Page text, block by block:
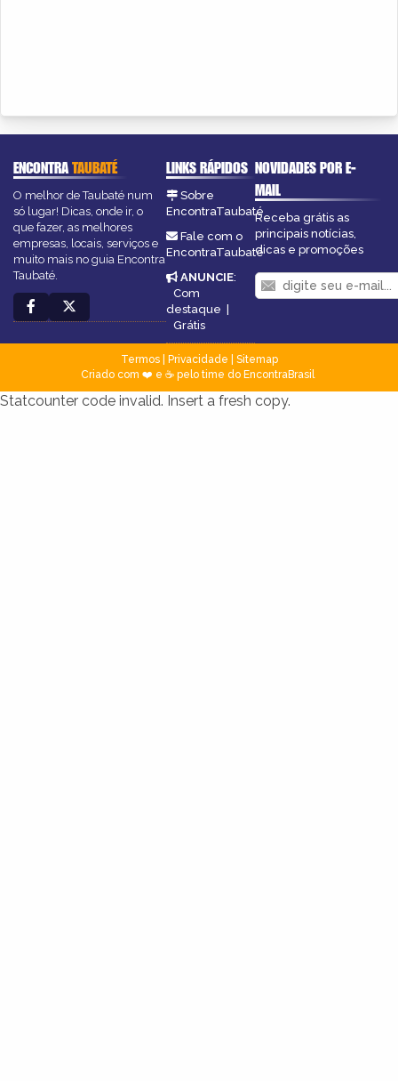
ENCONTRATAUBATÉ
O melhor de Taubaté num
só lugar! Dicas, onde ir, o
que fazer, as melhores
empresas, locais, serviços e
muito mais no guia Encontra
Taubaté.
LINKS RÁPIDOS
Sobre
EncontraTaubaté
Fale com o
EncontraTaubaté
ANUNCIE:
Com
destaque |
Grátis
NOVIDADES POR E-
MAIL
Receba grátis as
principais notícias,
dicas e promoções
Termos| Privacidade
Sitemap
Criado com ❤️ e ☕ pelo time do EncontraBrasil
Statcounter code invalid. Insert a fresh copy.